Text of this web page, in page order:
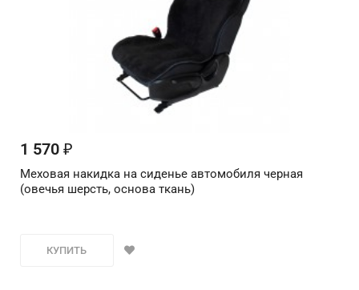
1 570 ₽
Меховая накидка на сиденье автомобиля черная
(овечья шерсть, основа ткань)
КУПИТЬ